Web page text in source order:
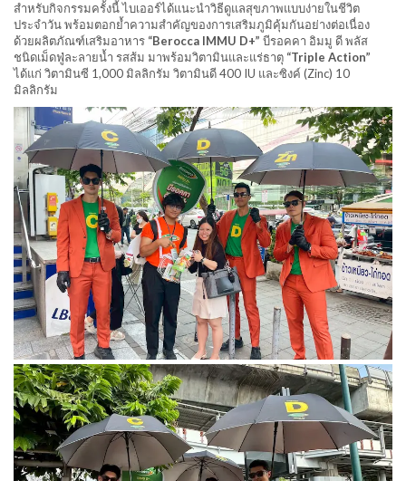
สำหรับกิจกรรมครั้งนี้ ไบเออร์ได้แนะนำวิธีดูแลสุขภาพแบบง่ายในชีวิต
ประจำวัน พร้อมตอกย้ำความสำคัญของการเสริมภูมิคุ้มกันอย่างต่อเนื่อง
ด้วยผลิตภัณฑ์เสริมอาหาร “Berocca IMMU D+” บีรอคคา อิมมู ดี พลัส
ชนิดเม็ดฟู่ละลายน้ำ รสส้ม มาพร้อมวิตามินและแร่ธาตุ “Triple Action”
ได้แก่ วิตามินซี 1,000 มิลลิกรัม วิตามินดี 400 IU และซิงค์ (Zinc) 10
มิลลิกรัม